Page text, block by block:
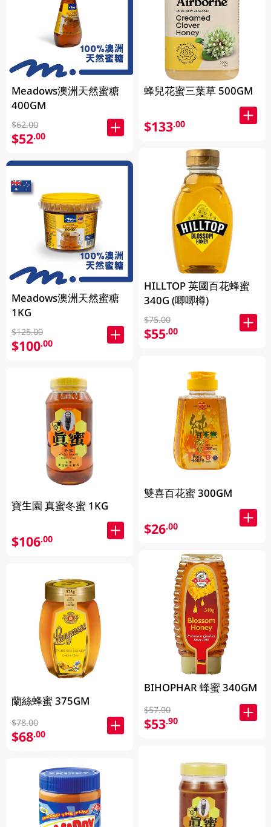
Meadows澳洲天然蜜糖
400GM
$62.00
$52.00
Meadows澳洲天然蜜糖
1KG
$125.00
$100.00
寶生園 真蜜冬蜜 1KG
$106.00
蘭絲蜂蜜 375GM
$78.00
$68.00
蜂兒花蜜三葉草 500GM
$133.00
HILLTOP 英國百花蜂蜜
340G (唧唧樽)
$75.00
$55.00
雙喜百花蜜 300GM
$26.00
BIHOPHAR 蜂蜜 340GM
$57.90
$53.90